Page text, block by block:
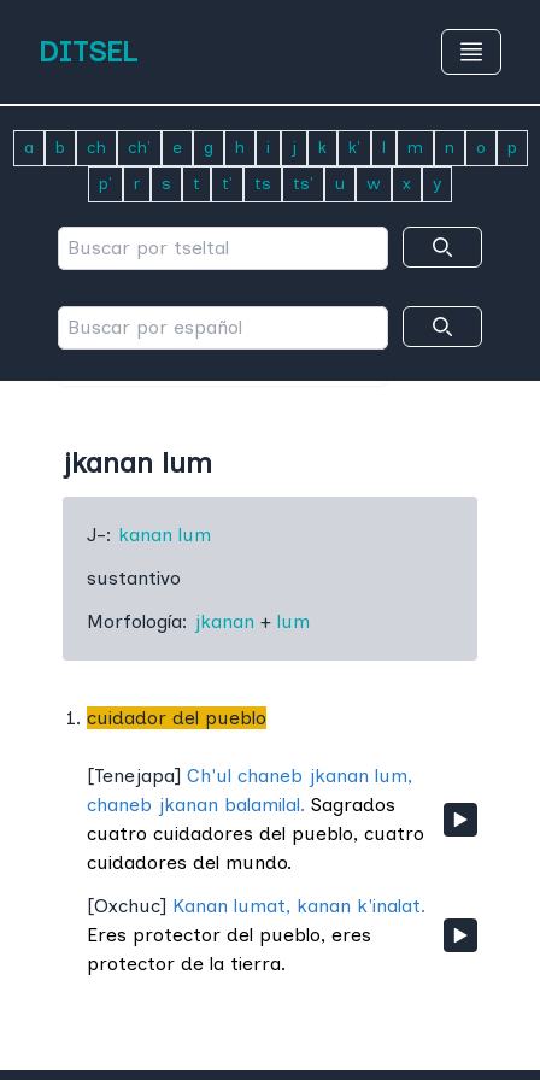
DITSEL
a b ch ch' e g h i j k k' l m n o
p
p'
r s t t' ts ts' u w x y
jkanan lum
J-: kanan lum
sustantivo
Morfología: jkanan + lum
cuidador del pueblo
[Tenejapa] Ch'ul chaneb jkanan lum,
chaneb jkanan balamilal. Sagrados
cuatro cuidadores del pueblo, cuatro
cuidadores del mundo.
[Oxchuc] Kanan lumat, kanan k'inalat.
Eres protector del pueblo, eres
protector de la tierra.